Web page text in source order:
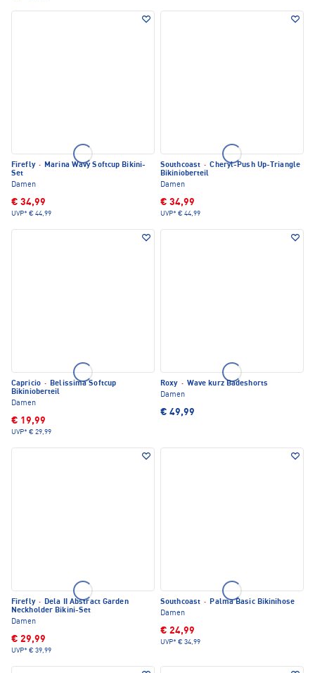
Firefly · Marina Wavy Softcup Bikini-
Set
Damen
€ 34,99
UVP* € 44,99
Southcoast · Cheryl-Push Up-Triangle
Bikinioberteil
Damen
€ 34,99
UVP* € 44,99
Capricio · Belissima Softcup
Bikinioberteil
Damen
€ 19,99
UVP* € 29,99
Roxy · Wave kurz Badeshorts
Damen
€ 49,99
Firefly · Dela II Abstract Garden
Neckholder Bikini-Set
Damen
€ 29,99
UVP* € 39,99
Southcoast · Palma Basic Bikinihose
Damen
€ 24,99
UVP* € 34,99